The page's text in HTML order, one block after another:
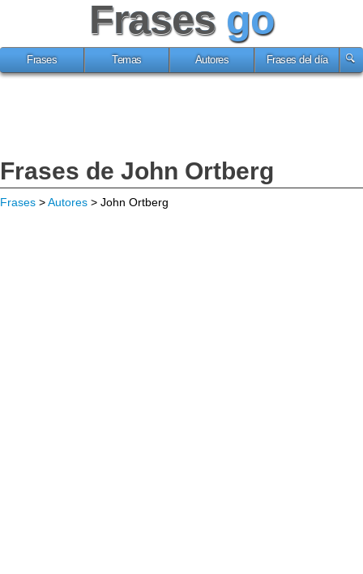
Frases go
Frases Temas Autores Frases del día
Frases de John Ortberg
Frases >Autores > John Ortberg